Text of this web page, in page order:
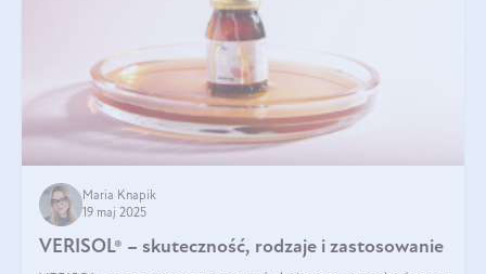
Maria Knapik
19 maj 2025
VERISOL® – skuteczność, rodzaje i zastosowanie